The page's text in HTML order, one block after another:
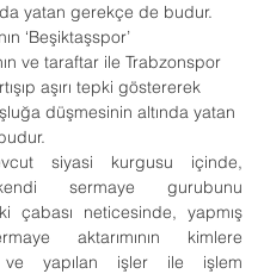
yatan gerekçe de budur.
‘Beşiktaşspor’
ve taraftar ile Trabzonspor
aşırı tepki göstererek
düşmesinin altında yatan
siyasi kurgusu içinde,
sermaye gurubunu
çabası neticesinde, yapmış
aktarımının kimlere
ve yapılan işler ile işlem